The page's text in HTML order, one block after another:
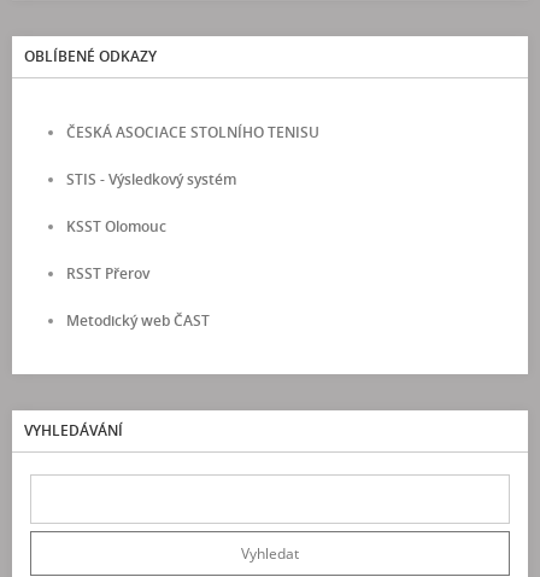
OBLÍBENÉ ODKAZY
ČESKÁ ASOCIACE STOLNÍHO TENISU
STIS - Výsledkový systém
KSST Olomouc
RSST Přerov
Metodický web ČAST
VYHLEDÁVÁNÍ